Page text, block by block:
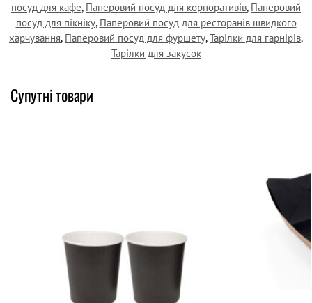
посуд для кафе, Паперовий посуд для корпоративів, Паперовий
посуд для пікніку, Паперовий посуд для ресторанів швидкого
харчування, Паперовий посуд для фуршету,Тарілки для гарнірів,
Тарілки для закусок
Супутні товари